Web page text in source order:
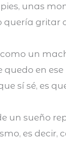
unas
gritar
un
quedo en
sí sé, es
un sueño
es